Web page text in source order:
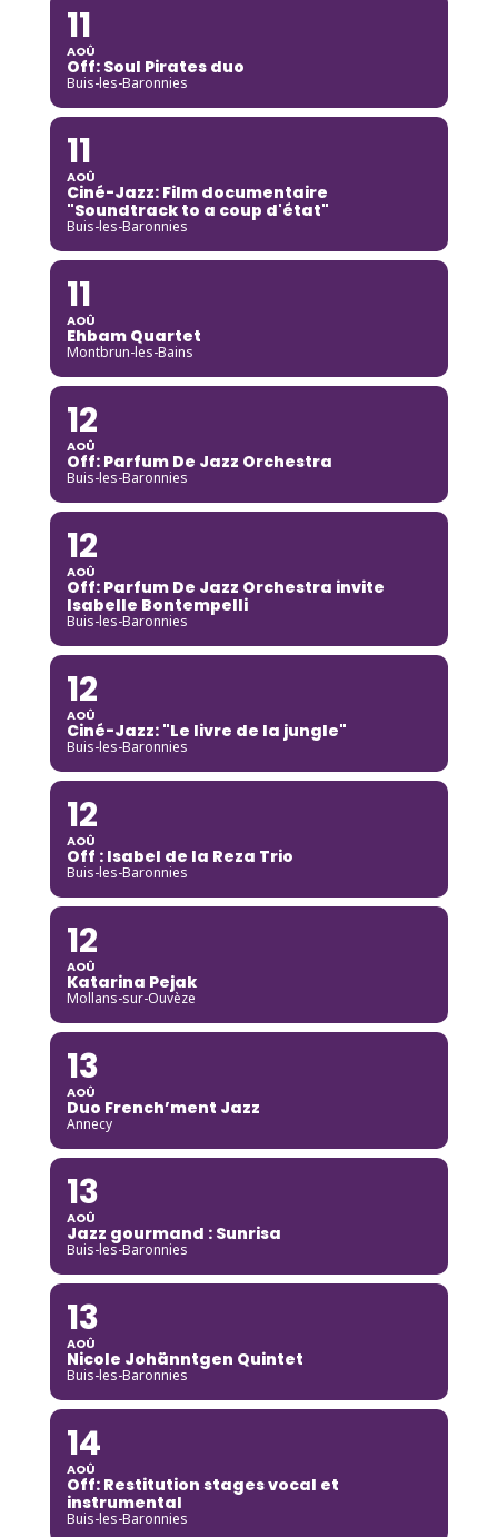
11
AOÛ
Off: Soul Pirates duo
Buis-les-Baronnies
11
AOÛ
Ciné-Jazz: Film documentaire
"Soundtrack to a coup d'état"
Buis-les-Baronnies
11
AOÛ
Ehbam Quartet
Montbrun-les-Bains
12
AOÛ
Off: Parfum De Jazz Orchestra
Buis-les-Baronnies
12
AOÛ
Off: Parfum De Jazz Orchestra invite
Isabelle Bontempelli
Buis-les-Baronnies
12
AOÛ
Ciné-Jazz: "Le livre de la jungle"
Buis-les-Baronnies
12
AOÛ
Off : Isabel de la Reza Trio
Buis-les-Baronnies
12
AOÛ
Katarina Pejak
Mollans-sur-Ouvèze
13
AOÛ
Duo French’ment Jazz
Annecy
13
AOÛ
Jazz gourmand : Sunrisa
Buis-les-Baronnies
13
AOÛ
Nicole Johänntgen Quintet
Buis-les-Baronnies
14
AOÛ
Off: Restitution stages vocal et
instrumental
Buis-les-Baronnies